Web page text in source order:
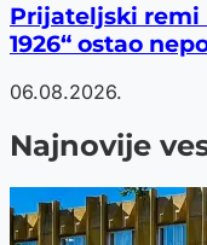
Prijateljski remi
1926“ ostao
06.08.2026.
Najnovije